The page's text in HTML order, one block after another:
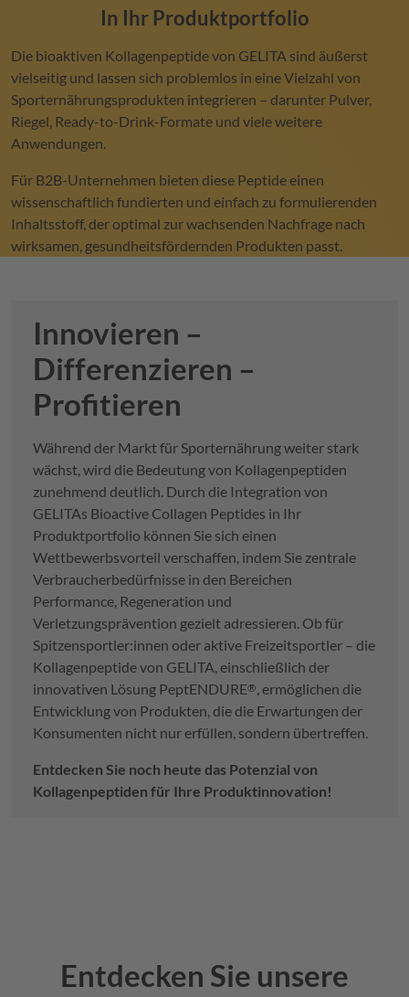
In Ihr Produktportfolio
Die bioaktiven Kollagenpeptide von GELITA sind äußerst
vielseitig und lassen sich problemlos in eine Vielzahl von
Sporternährungsprodukten integrieren – darunter Pulver,
Riegel, Ready-to-Drink-Formate und viele weitere
Anwendungen.
Für B2B-Unternehmen bieten diese Peptide einen
wissenschaftlich fundierten und einfach zu formulierenden
Inhaltsstoff, der optimal zur wachsenden Nachfrage nach
wirksamen, gesundheitsfördernden Produkten passt.
Innovieren –
Differenzieren –
Profitieren
Während der Markt für Sporternährung weiter stark
wächst, wird die Bedeutung von Kollagenpeptiden
zunehmend deutlich. Durch die Integration von
GELITAs Bioactive Collagen Peptides in Ihr
Produktportfolio können Sie sich einen
Wettbewerbsvorteil verschaffen, indem Sie zentrale
Verbraucherbedürfnisse in den Bereichen
Performance, Regeneration und
Verletzungsprävention gezielt adressieren. Ob für
Spitzensportler:innen oder aktive Freizeitsportler – die
Kollagenpeptide von GELITA , einschließlich der
innovativen Lösung PeptENDURE® , ermöglichen die
Entwicklung von Produkten, die die Erwartungen der
Konsumenten nicht nur erfüllen, sondern übertreffen.
Entdecken Sie noch heute das Potenzial von
Kollagenpeptiden für Ihre Produktinnovation!
Entdecken Sie unsere